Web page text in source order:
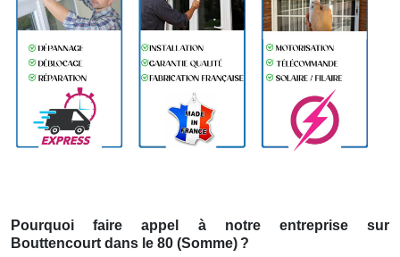
Pourquoi faire appel à notre entreprise sur
Bouttencourt dans le 80 (Somme) ?